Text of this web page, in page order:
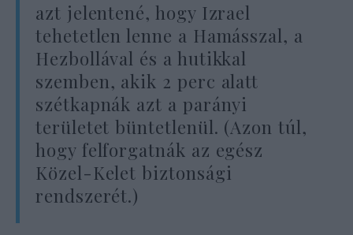
azt jelentené, hogy Izrael
tehetetlen lenne a Hamásszal, a
Hezbollával és a hutikkal
szemben, akik 2 perc alatt
szétkapnák azt a parányi
területet büntetlenül. (Azon túl,
hogy felforgatnák az egész
Közel-Kelet biztonsági
rendszerét.)